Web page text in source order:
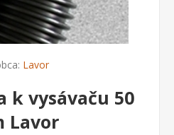
Lavor
k vysávaču 50
Lavor